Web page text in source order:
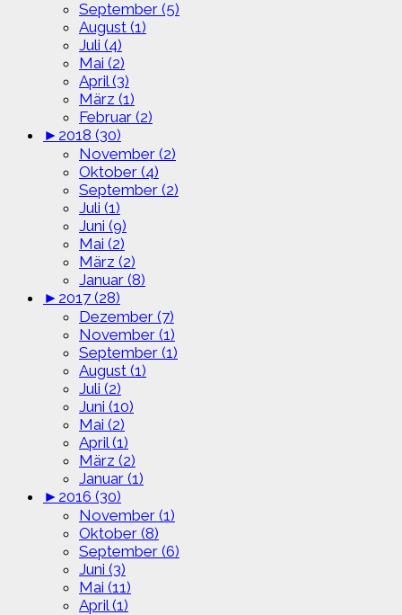
September (5)
August (1)
Juli (4)
Mai (2)
April (3)
März (1)
Februar (2)
► 2018 (30)
November (2)
Oktober (4)
September (2)
Juli (1)
Juni (9)
Mai (2)
März (2)
Januar (8)
► 2017 (28)
Dezember (7)
November (1)
September (1)
August (1)
Juli (2)
Juni (10)
Mai (2)
April (1)
März (2)
Januar (1)
► 2016 (30)
November (1)
Oktober (8)
September (6)
Juni (3)
Mai (11)
April (1)